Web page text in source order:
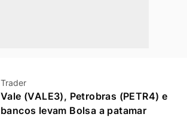
Trader
Vale (VALE3), Petrobras (PETR4) e
bancos levam Bolsa a patamar